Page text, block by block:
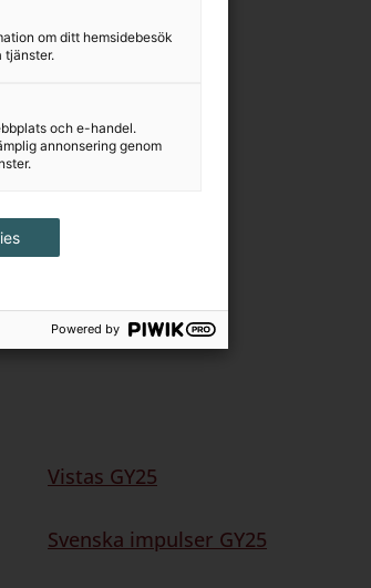
Kemi Direkt
Matte Direkt 7-9
Vistas GY25
Svenska impulser GY25
om ditt hemsidebesök
tjänster.
och e-handel.
annonsering genom
Powered by